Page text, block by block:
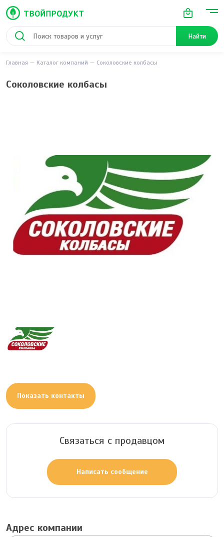
Найти
Главная Каталог компаний Соколовские колбасы
Соколовские колбасы
Показать контакты
Связаться с продавцом
Написать сообщение
Адрес компании